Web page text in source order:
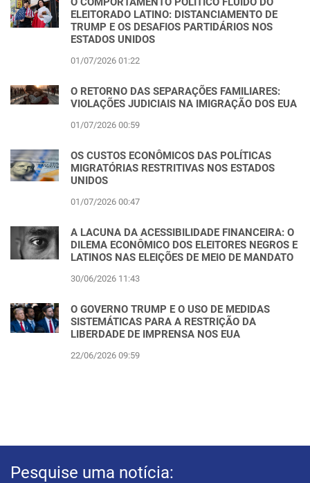
ELEITORADO LATINO: DISTANCIAMENTO DE
TRUMP E OS DESAFIOS PARTIDÁRIOS NOS
ESTADOS UNIDOS
01/07/2026 01:22
O RETORNO DAS SEPARAÇÕES FAMILIARES:
VIOLAÇÕES JUDICIAIS NA IMIGRAÇÃO DOS EUA
01/07/2026 00:59
OS CUSTOS ECONÔMICOS DAS POLÍTICAS
MIGRATÓRIAS RESTRITIVAS NOS ESTADOS
UNIDOS
01/07/2026 00:47
A LACUNA DA ACESSIBILIDADE FINANCEIRA: O
DILEMA ECONÔMICO DOS ELEITORES NEGROS E
LATINOS NAS ELEIÇÕES DE MEIO DE MANDATO
30/06/2026 11:43
O GOVERNO TRUMP E O USO DE MEDIDAS
SISTEMÁTICAS PARA A RESTRIÇÃO DA
LIBERDADE DE IMPRENSA NOS EUA
22/06/2026 09:59
Pesquise uma notícia: